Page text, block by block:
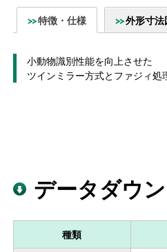
特徴・仕様 外形寸法
小動物識別性能を向上させた
ツインミラー方式とファジィ処
データダウ
種類